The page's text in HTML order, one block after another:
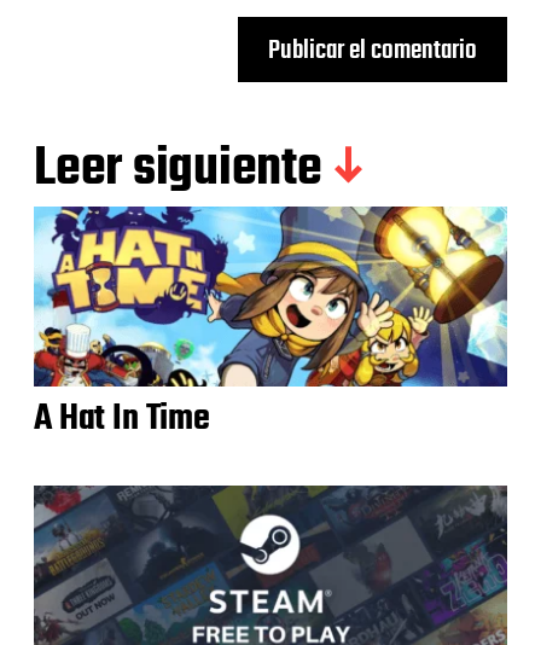
Leer siguiente
A Hat In Time